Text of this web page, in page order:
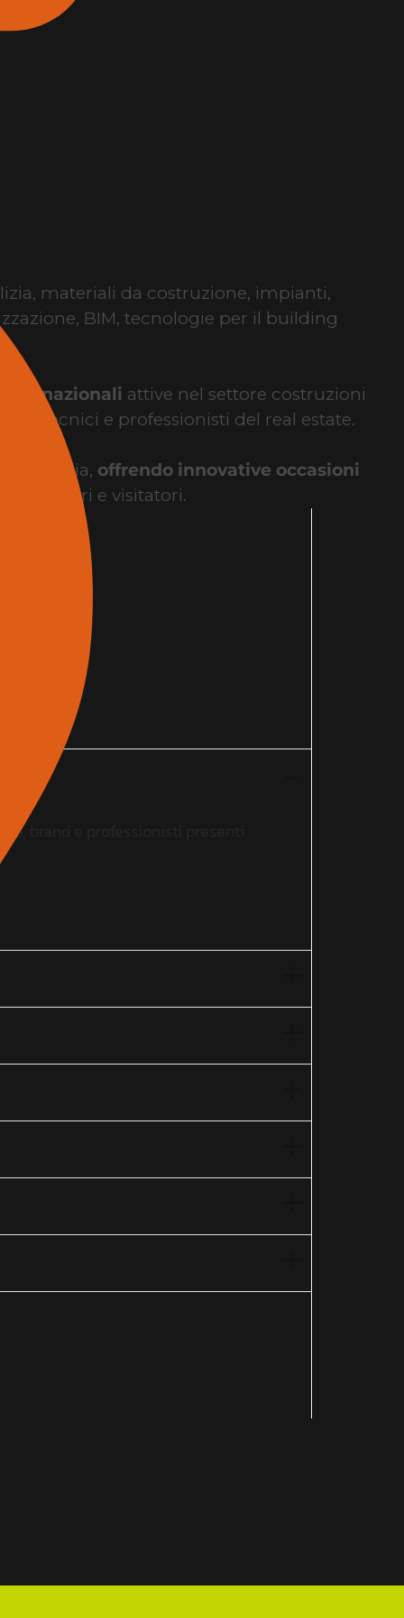
materiali da costruzione, impianti,
BIM, tecnologie per il building
attive nel settore costruzioni
tecnici e professionisti del real estate.
in Italia, offrendo innovative occasioni
espositori e visitatori.
brand e professionisti presenti